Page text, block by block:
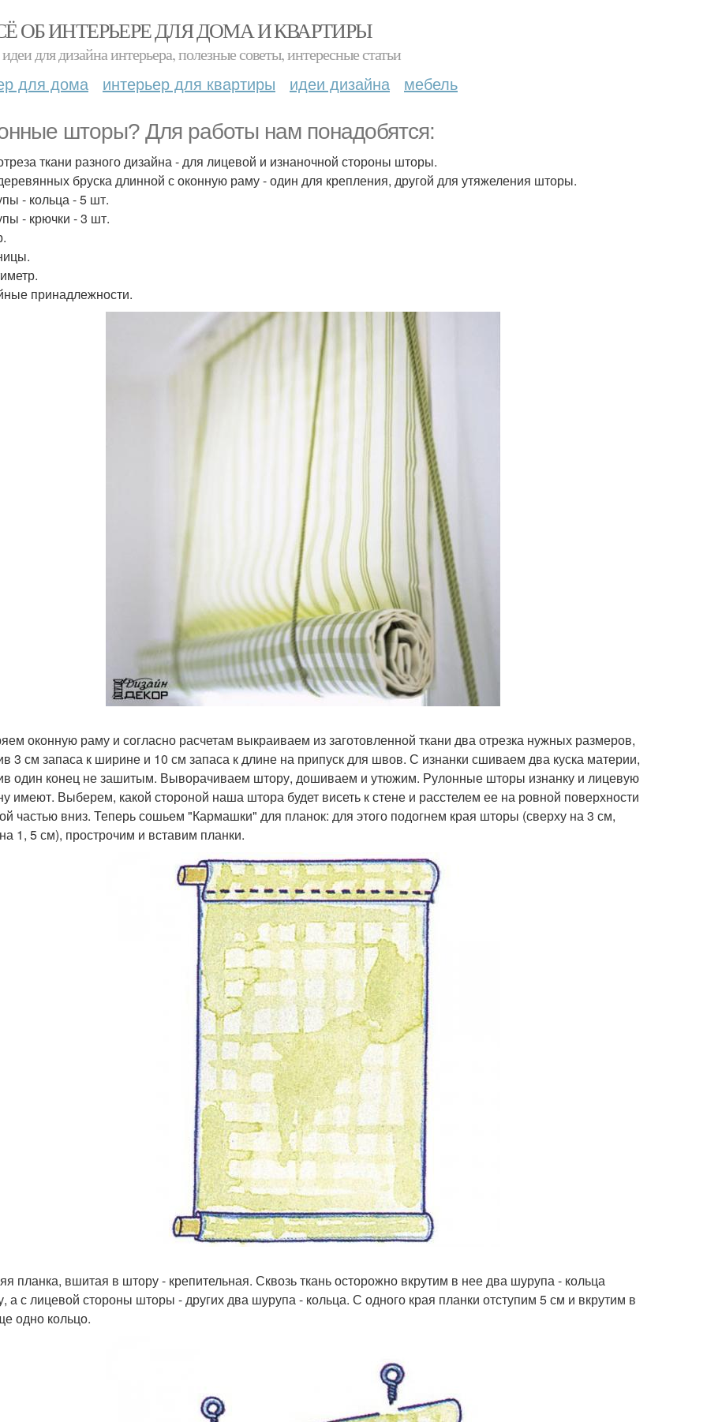
ОБ ИНТЕРЬЕРЕ ДЛЯ ДОМА И КВАРТИРЫ
для дизайна интерьера, полезные советы, интересные статьи
для дома интерьер для квартиры идеи дизайна мебель
шторы? Для работы нам понадобятся:
ткани разного дизайна - для лицевой и изнаночной стороны шторы.
бруска длинной с оконную раму - один для крепления, другой для утяжеления шторы.
- кольца - 5 шт.
- крючки - 3 шт.
принадлежности.
оконную раму и согласно расчетам выкраиваем из заготовленной ткани два отрезка нужных размеров,
3 см запаса к ширине и 10 см запаса к длине на припуск для швов. С изнанки сшиваем два куска материи,
один конец не зашитым. Выворачиваем штору, дошиваем и утюжим. Рулонные шторы изнанку и лицевую
имеют. Выберем, какой стороной наша штора будет висеть к стене и расстелем ее на ровной поверхности
частью вниз. Теперь сошьем "Кармашки" для планок: для этого подогнем края шторы (сверху на 3 см,
1, 5 см), прострочим и вставим планки.
планка, вшитая в штору - крепительная. Сквозь ткань осторожно вкрутим в нее два шурупа - кольца
а с лицевой стороны шторы - других два шурупа - кольца. С одного края планки отступим 5 см и вкрутим в
одно кольцо.